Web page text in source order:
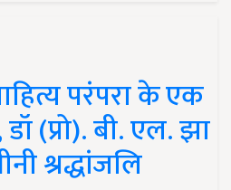
परंपरा के एक
(प्रो). बी. एल. झा
श्रद्धांजलि